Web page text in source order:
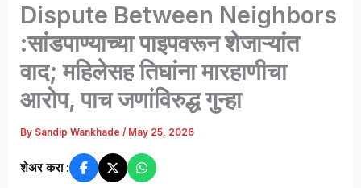
Dispute Between Neighbors
:सांडपाण्याच्या पाइपवरून शेजाऱ्यांत
वाद; महिलेसह तिघांना मारहाणीचा
आरोप, पाच जणांविरुद्ध गुन्हा
By Sandip Wankhade/ May 25, 2026
शेअर करा :